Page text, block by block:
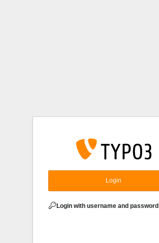
Login
Login with username and password